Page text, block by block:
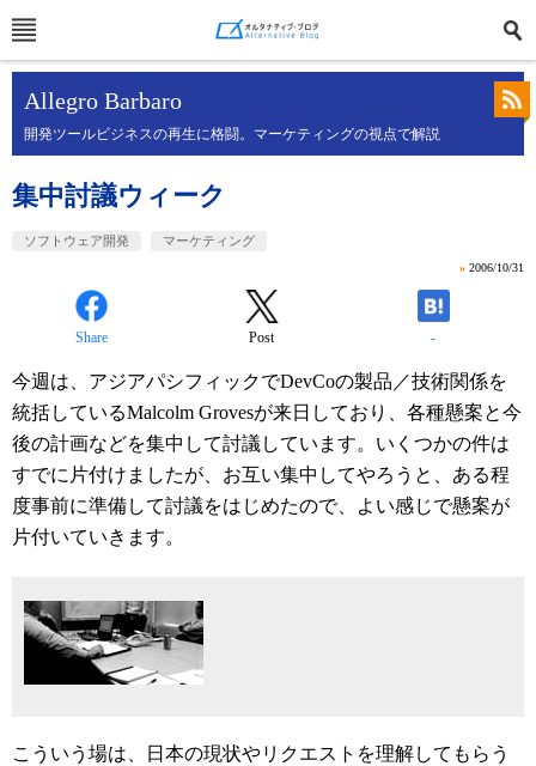
Allegro Barbaro
開発ツールビジネスの再生に格闘。マーケティングの視点で解説
集中討議ウィーク
ソフトウェア開発 マーケティング
» 2006/10/31
Share Post -
今週は、アジアパシフィックでDevCoの製品／技術関係を
統括しているMalcolm Grovesが来日しており、各種懸案と今
後の計画などを集中して討議しています。いくつかの件は
すでに片付けましたが、お互い集中してやろうと、ある程
度事前に準備して討議をはじめたので、よい感じで懸案が
片付いていきます。
こういう場は、日本の現状やリクエストを理解してもらう